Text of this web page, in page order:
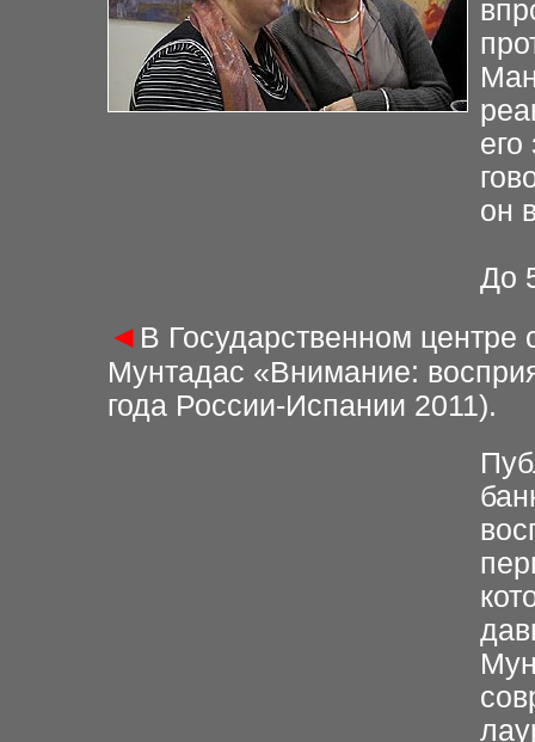
он
До
◄ В Государственном центре
Мунтадас «Внимание:
года России-Испании 2011).